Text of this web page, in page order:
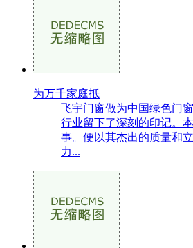
为万千家庭抵
飞宇门窗做为中国绿色门
行业留下了深刻的印记。
事。便以其杰出的质量和
力...